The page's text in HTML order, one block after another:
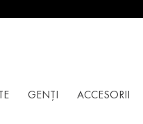
GENȚI ACCESORII